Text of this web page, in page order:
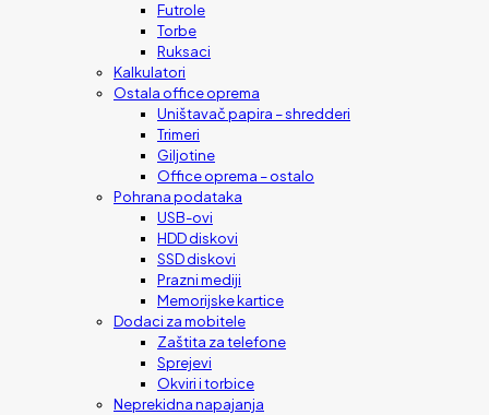
Futrole
Torbe
Ruksaci
Kalkulatori
Ostala office oprema
Uništavač papira – shredderi
Trimeri
Giljotine
Office oprema – ostalo
Pohrana podataka
USB-ovi
HDD diskovi
SSD diskovi
Prazni mediji
Memorijske kartice
Dodaci za mobitele
Zaštita za telefone
Sprejevi
Okviri i torbice
Neprekidna napajanja